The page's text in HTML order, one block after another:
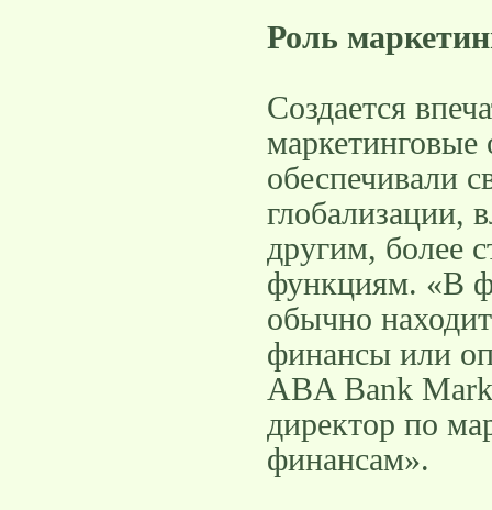
Роль
Создается
обеспечивали
глобализации,
другим, более
функциям. «В
обычно
финансы или
ABA Bank
директор по
финансам».